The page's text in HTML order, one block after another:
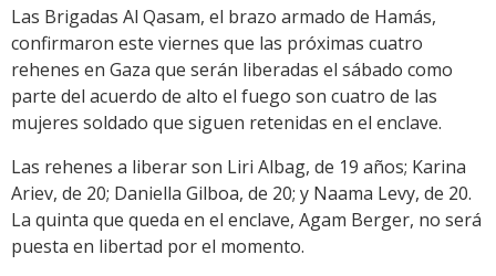
Link
Las Brigadas Al Qasam, el brazo armado de Hamás,
confirmaron este viernes que las próximas cuatro
rehenes en Gaza que serán liberadas el sábado como
parte del acuerdo de alto el fuego son cuatro de las
mujeres soldado que siguen retenidas en el enclave.
Las rehenes a liberar son Liri Albag, de 19 años; Karina
Ariev, de 20; Daniella Gilboa, de 20; y Naama Levy, de 20.
La quinta que queda en el enclave, Agam Berger, no será
puesta en libertad por el momento.